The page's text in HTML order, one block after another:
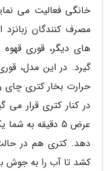
خانگی فعالیت می
مصرف کنندگان
های دیگر، قوری
گیرد. در این مدل،
حرارت بخار کتری چای
در کنار کتری قرار می
عرض 5 دقیقه
کشد تا آب را به جوش